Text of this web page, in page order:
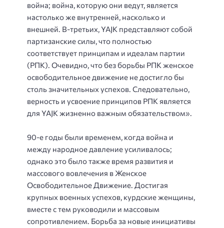
война; война, которую они ведут, является
настолько же внутренней, насколько и
внешней. В-третьих, YAJK представляют собой
партизанские силы, что полностью
соответствует принципам и идеалам партии
(РПК). Очевидно, что без борьбы РПК женское
освободительное движение не достигло бы
столь значительных успехов. Следовательно,
верность и усвоение принципов РПК является
для YAJK жизненно важным обязательством».
90-е годы были временем, когда война и
между народное давление усиливалось;
однако это было также время развития и
массового вовлечения в Женское
Освободительное Движение. Достигая
крупных военных успехов, курдские женщины,
вместе с тем руководили и массовым
сопротивлением. Борьба за новые инициативы